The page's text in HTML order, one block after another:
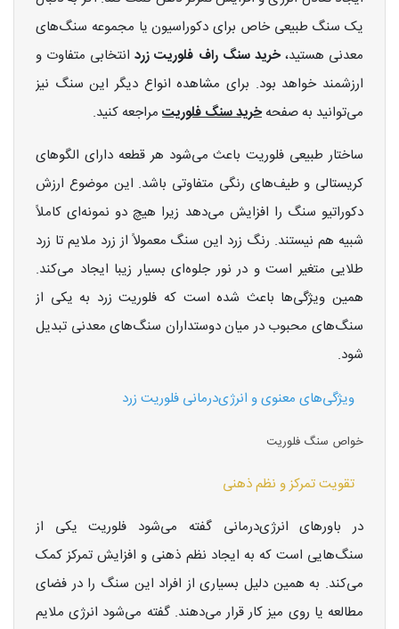
یک سنگ طبیعی خاص برای دکوراسیون یا مجموعه سنگ‌های
معدنی هستید،خرید سنگ راف فلوریت زردانتخابی متفاوت و
ارزشمند خواهد بود. برای مشاهده انواع دیگر این سنگ نیز
می‌توانید به صفحه خرید سنگ فلوریت مراجعه کنید.
ساختار طبیعی فلوریت باعث می‌شود هر قطعه دارای الگوهای
کریستالی و طیف‌های رنگی متفاوتی باشد. این موضوع ارزش
دکوراتیو سنگ را افزایش می‌دهد زیرا هیچ دو نمونه‌ای کاملاً
شبیه هم نیستند. رنگ زرد این سنگ معمولاً از زرد ملایم تا زرد
طلایی متغیر است و در نور جلوه‌ای بسیار زیبا ایجاد می‌کند.
همین ویژگی‌ها باعث شده است که فلوریت زرد به یکی از
سنگ‌های محبوب در میان دوستداران سنگ‌های معدنی تبدیل
شود.
ویژگی‌های معنوی و انرژی‌درمانی فلوریت زرد
خواص سنگ فلوریت
تقویت تمرکز و نظم ذهنی
در باورهای انرژی‌درمانی گفته می‌شود فلوریت یکی از
سنگ‌هایی است که به ایجاد نظم ذهنی و افزایش تمرکز کمک
می‌کند. به همین دلیل بسیاری از افراد این سنگ را در فضای
مطالعه یا روی میز کار قرار می‌دهند. گفته می‌شود انرژی ملایم